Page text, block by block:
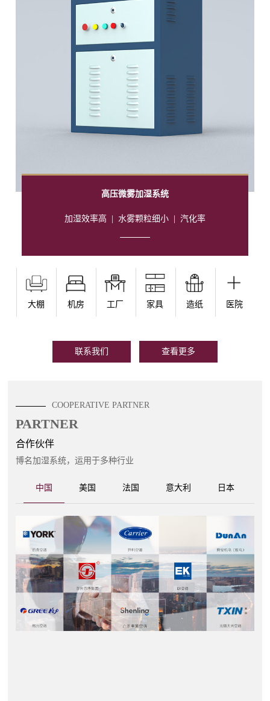
高压微雾加湿系统
加湿效率高 水雾颗粒细小| 汽化率
大棚 机房 工厂 家具 造纸 医院
联系我们 查看更多
COOPERATIVE PARTNER
PARTNER
合作伙伴
博名加湿系统，运用于多种行业
中国 美国 法国 意大利 日本